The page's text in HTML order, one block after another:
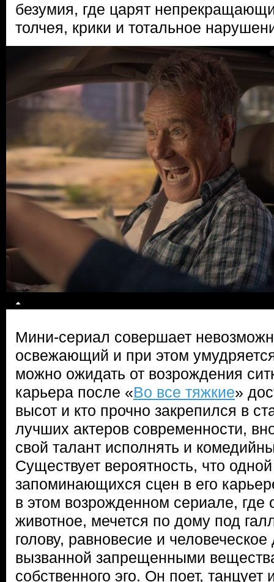
безумия, где царят
толчея, крики и тотальное
Мини-сериал совершает
освежающий и при этом
можно ожидать от возрождения
карьера после «Во все тяжкие»
высот и кто прочно закрепился в
лучших актеров современности,
свой талант исполнять и
Существует вероятность, что
запоминающихся сцен в его
в этом возрожденном сериале, где
животное, мечется по дому под
голову, равновесие и человеческое
вызванной запрещенными
собственного эго. Он поет, танцует